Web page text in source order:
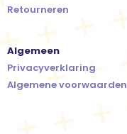
Retourneren
Algemeen
Privacyverklaring
Algemene voorwaarden